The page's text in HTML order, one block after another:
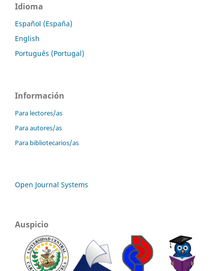
Idioma
Español (España)
English
Português (Portugal)
Información
Para lectores/as
Para autores/as
Para bibliotecarios/as
Open Journal Systems
Auspicio